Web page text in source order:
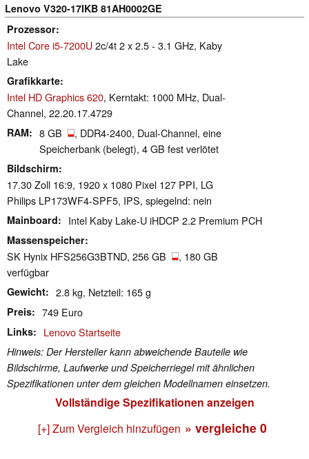
Lenovo V320-17IKB 81AH0002GE
Prozessor
Intel Core i5-7200U2c/4t 2 x 2.5 - 3.1 GHz, Kaby
Lake
Grafikkarte
Intel HD Graphics 620, Kerntakt: 1000 MHz, Dual-
Channel, 22.20.17.4729
RAM 8 GB
, DDR4-2400, Dual-Channel, eine
Speicherbank (belegt), 4 GB fest verlötet
Bildschirm
17.30 Zoll 16:9, 1920 x 1080 Pixel 127 PPI, LG
Philips LP173WF4-SPF5, IPS, spiegelnd: nein
Mainboard Intel Kaby Lake-U iHDCP 2.2 Premium PCH
Massenspeicher
SK Hynix HFS256G3BTND, 256 GB
, 180 GB
verfügbar
Gewicht 2.8 kg, Netzteil: 165 g
Preis 749 Euro
Links Lenovo Startseite
Hinweis: Der Hersteller kann abweichende Bauteile wie
Bildschirme, Laufwerke und Speicherriegel mit ähnlichen
Spezifikationen unter dem gleichen Modellnamen einsetzen.
Vollständige Spezifikationen anzeigen
[+] Zum Vergleich hinzufügen » vergleiche 0